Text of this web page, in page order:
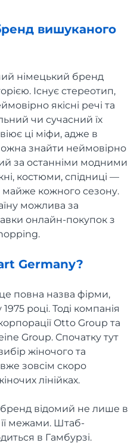
вишуканого
німецький бренд
Існує стереотип,
якісні речі та
чи сучасний їх
ці міфи, адже в
знайти неймовірно
за останніми модними
костюми, спідниці —
майже кожного сезону.
можлива за
онлайн-покупок з
Germany?
повна назва фірми,
році. Тоді компанія
Otto Group та
Group. Спочатку тут
жіночого та
зовсім скоро
лінійках.
бренд відомий не лише в
її межами. Штаб-
в Гамбурзі.